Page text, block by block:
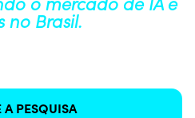
no Brasil.
A PESQUISA